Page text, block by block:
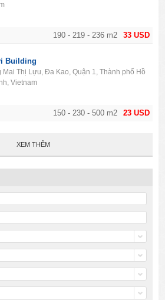
33 USD
190 - 219 - 236 m2
23 USD
150 - 230 - 500 m2
Building
Thị Lựu, Đa Kao, Quận 1, Thành phố Hồ
Vietnam
XEM THÊM